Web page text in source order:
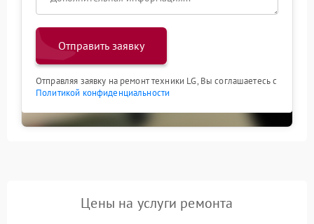
Отправить заявку
Отправляя заявку на ремонт техники LG, Вы соглашаетесь с
Политикой конфиденциальности
Цены на услуги ремонта